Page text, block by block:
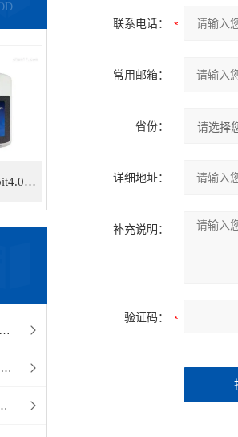
RECOMMENDED PRODUCTS
赛默飞Qubit4.0荧光定量仪Q33228
联系电话：
常用邮箱：
省份：
详细地址：
补充说明：
验证码：